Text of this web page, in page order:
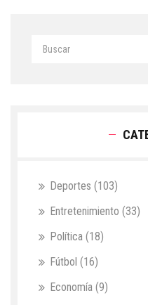
Deportes (103)
Entretenimiento (33)
Política (18)
Fútbol (16)
Economía (9)